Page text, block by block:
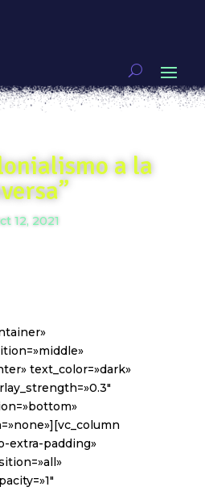
a la
12, 2021
text_color=»dark»
extra-padding»